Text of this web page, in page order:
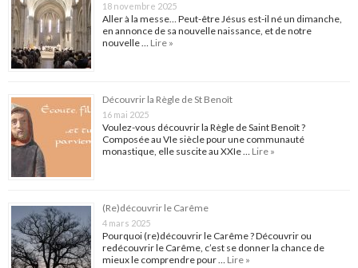
18 novembre 2025
Aller à la messe… Peut-être Jésus est-il né un dimanche,
en annonce de sa nouvelle naissance, et de notre
nouvelle … Lire »
Découvrir la Règle de St Benoît
16 mai 2025
Voulez-vous découvrir la Règle de Saint Benoît ?
Composée au VIe siècle pour une communauté
monastique, elle suscite au XXIe … Lire »
(Re)découvrir le Carême
4 mars 2025
Pourquoi (re)découvrir le Carême ? Découvrir ou
redécouvrir le Carême, c’est se donner la chance de
mieux le comprendre pour … Lire »